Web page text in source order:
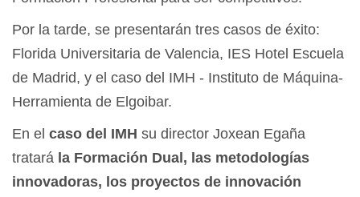
Por la tarde, se presentarán tres casos de éxito:
Florida Universitaria de Valencia, IES Hotel Escuela
de Madrid, y el caso del IMH - Instituto de Máquina-
Herramienta de Elgoibar.
En el caso del IMH su director Joxean Egaña
tratará la Formación Dual, las metodologías
innovadoras, los proyectos de innovación